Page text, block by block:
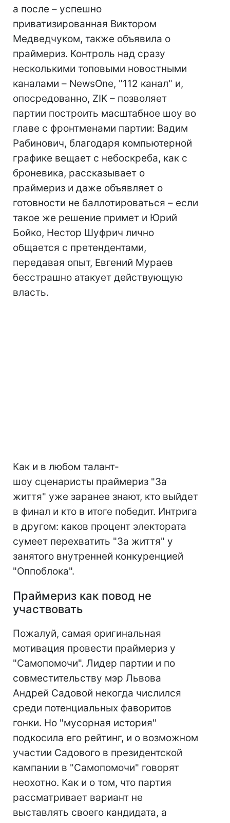
а после – успешно
приватизированная Виктором
Медведчуком, также объявила о
праймериз. Контроль над сразу
несколькими топовыми новостными
каналами – NewsOne, "112 канал" и,
опосредованно, ZIK – позволяет
партии построить масштабное шоу во
главе с фронтменами партии: Вадим
Рабинович, благодаря компьютерной
графике вещает с небоскреба, как с
броневика, рассказывает о
праймериз и даже объявляет о
готовности не баллотироваться – если
такое же решение примет и Юрий
Бойко, Нестор Шуфрич лично
общается с претендентами,
передавая опыт, Евгений Мураев
бесстрашно атакует действующую
власть.
Как и в любом талант-
шоу сценаристы праймериз "За
життя" уже заранее знают, кто выйдет
в финал и кто в итоге победит. Интрига
в другом: каков процент электората
сумеет перехватить "За життя" у
занятого внутренней конкуренцией
"Оппоблока".
Праймериз как повод не
участвовать
Пожалуй, самая оригинальная
мотивация провести праймериз у
"Самопомочи". Лидер партии и по
совместительству мэр Львова
Андрей Садовой некогда числился
среди потенциальных фаворитов
гонки. Но "мусорная история"
подкосила его рейтинг, и о возможном
участии Садового в президентской
кампании в "Самопомочи" говорят
неохотно. Как и о том, что партия
рассматривает вариант не
выставлять своего кандидата, а